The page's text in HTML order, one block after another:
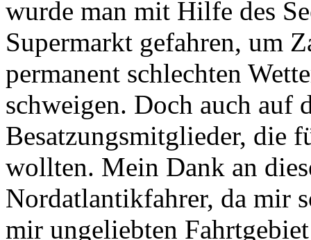
wurde man mit Hilfe des
Supermarkt gefahren, um
permanent schlechten
schweigen. Doch auch auf
Besatzungsmitglieder, die
wollten. Mein Dank an
Nordatlantikfahrer, da mir
mir ungeliebten